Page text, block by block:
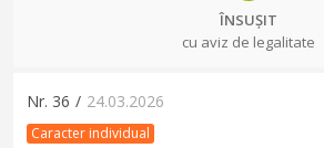
ÎNSUȘIT
cu aviz de legalitate
Nr. 36 / 24.03.2026
Caracter individual